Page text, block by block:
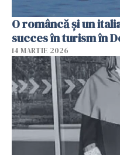
O româncă și un
succes în turism în
14 MARTIE 2026